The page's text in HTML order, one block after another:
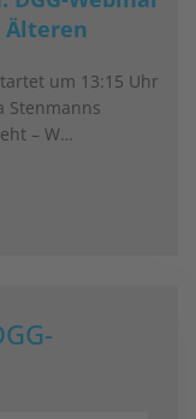
Älteren
um 13:15 Uhr
Stenmanns
– W…